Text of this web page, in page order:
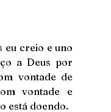
eu creio e uno
a Deus por
vontade de
vontade e
está doendo.